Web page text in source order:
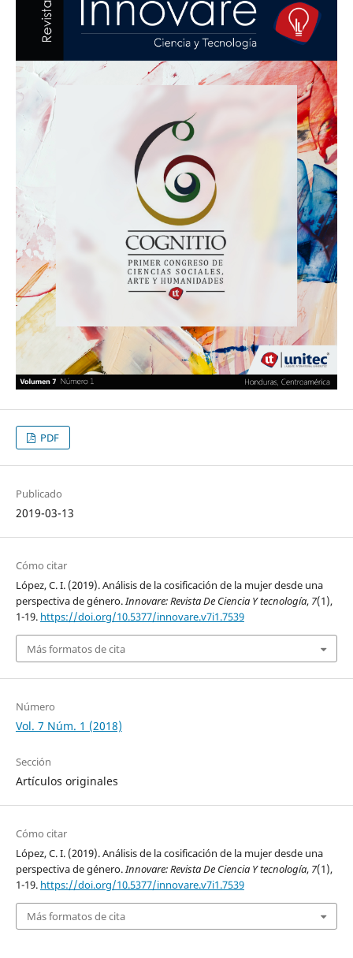
PDF
Publicado
2019-03-13
Cómo citar
López, C. I. (2019). Análisis de la cosificación de la mujer desde una
perspectiva de género.Innovare: Revista De Ciencia Y tecnología, 7(1),
1-19. https://doi.org/10.5377/innovare.v7i1.7539
Más formatos de cita
Número
Vol. 7 Núm. 1 (2018)
Sección
Artículos originales
Cómo citar
López, C. I. (2019). Análisis de la cosificación de la mujer desde una
perspectiva de género.Innovare: Revista De Ciencia Y tecnología, 7(1),
1-19. https://doi.org/10.5377/innovare.v7i1.7539
Más formatos de cita